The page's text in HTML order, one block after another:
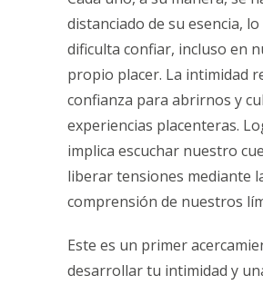
distanciado de su esencia, lo
dificulta confiar, incluso en
propio placer. La intimidad
confianza para abrirnos y
experiencias placenteras.
implica escuchar nuestro
liberar tensiones mediante
comprensión de nuestros
Este es un primer
desarrollar tu intimidad y